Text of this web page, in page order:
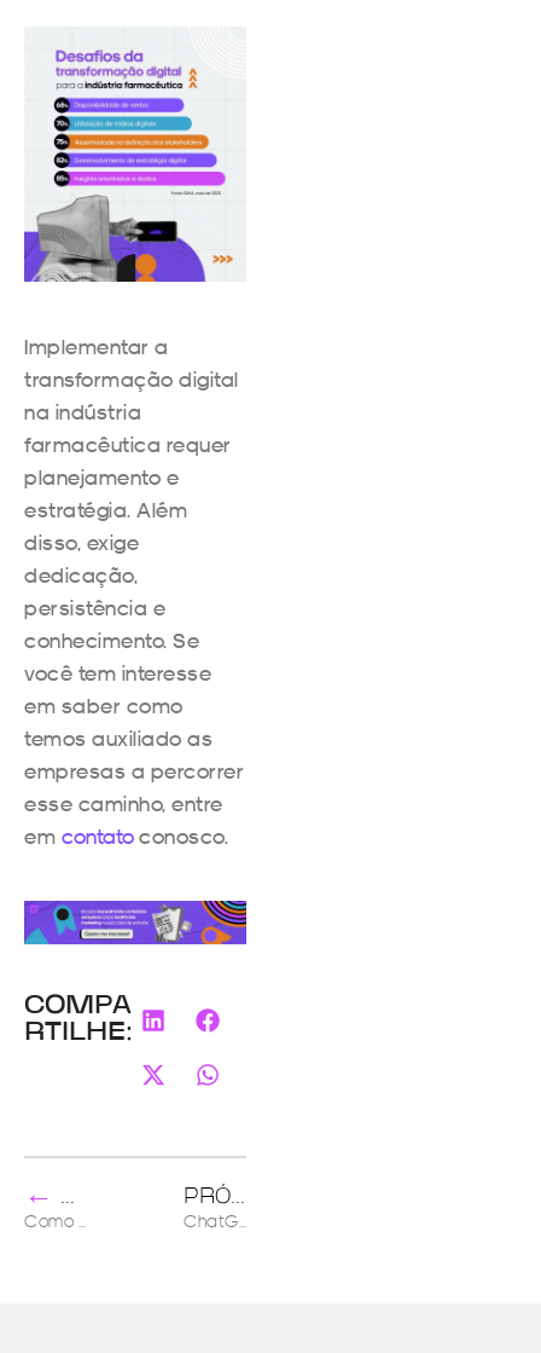
Implementar a
transformação digital
na indústria
farmacêutica requer
planejamento e
estratégia. Além
disso, exige
dedicação,
persistência e
conhecimento. Se
você tem interesse
em saber como
temos auxiliado as
empresas a percorrer
esse caminho, entre
em contatoconosco.
COMPA
RTILHE:
←
ANTERIOR
PRÓXIMO